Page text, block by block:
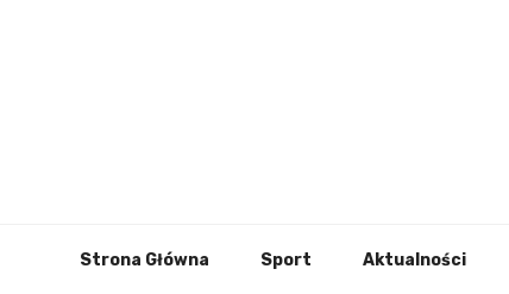
Strona Główna Sport Aktualności